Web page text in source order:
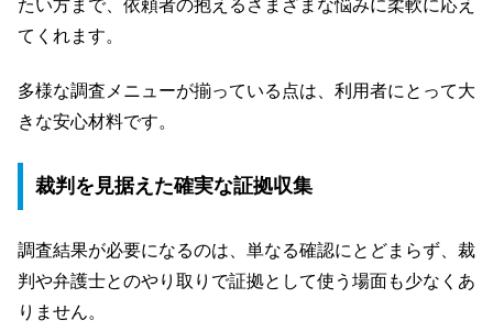
たい方まで、依頼者の抱えるさまざまな悩みに柔軟に応え
てくれます。
多様な調査メニューが揃っている点は、利用者にとって大
きな安心材料です。
裁判を見据えた確実な証拠収集
調査結果が必要になるのは、単なる確認にとどまらず、裁
判や弁護士とのやり取りで証拠として使う場面も少なくあ
りません。